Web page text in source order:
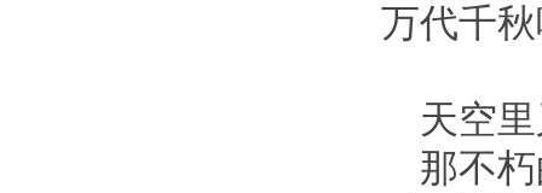
万代千
天空
那不